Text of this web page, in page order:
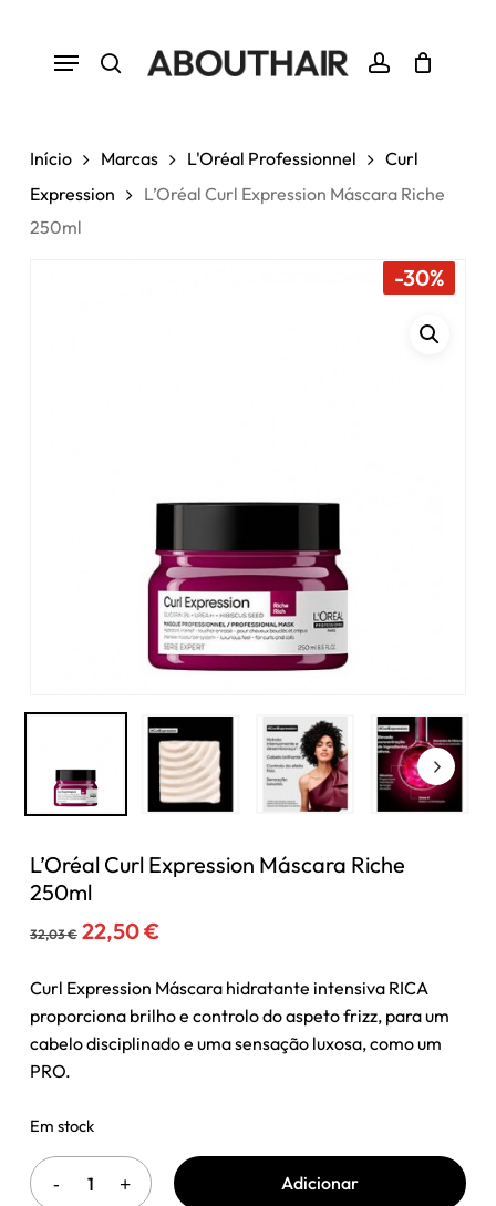
search account
Menu Cart Close
Cart
Início Marcas L'Oréal Professionnel
Curl
Expression
L’Oréal Curl Expression Máscara Riche
250ml
-30%
L’Oréal Curl Expression Máscara Riche
250ml
32,03€ O
original
era:
32,03 €.
22,50€O
atual
é:
22,50 €.
Curl Expression Máscara hidratante intensiva RICA
proporciona brilho e controlo do aspeto frizz, para um
cabelo disciplinado e uma sensação luxosa, como um
PRO.
Em stock
Adicionar
Seja o primeiro a avaliar
“L’Oréal Curl Expression
avaliação.